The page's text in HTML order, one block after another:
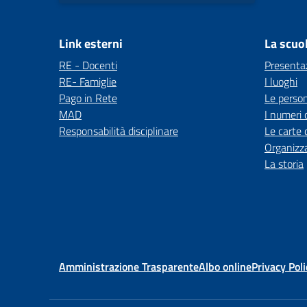
Link esterni
RE - Docenti
RE- Famiglie
Pago in Rete
MAD
Responsabilità disciplinare
La
I luoghi
Le
I numeri
Le carte
La storia
Amministrazione TrasparenteAlbo onlinePrivacy